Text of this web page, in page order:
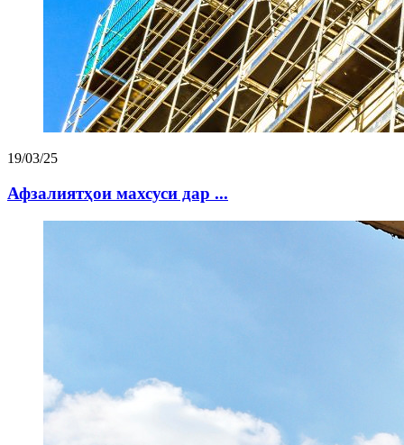
19/03/25
Афзалиятҳои махсуси дар ...